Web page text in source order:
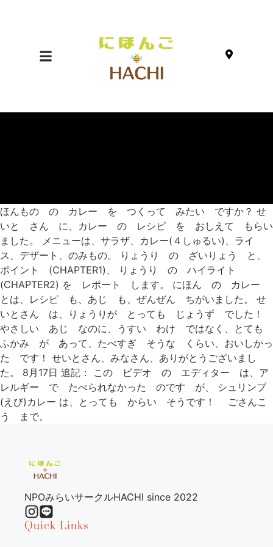
ほんもの の カレー を つくって みたい ですか？ せ
いと さん に、カレー の レシピ を おしえて もらい
ました。 メニューは、サラザ、カレー(４しゅるい)、ライ
ス、デザート、のみもの。 りょうり の ざいりょう と、
ポイント (CHAPTER1)、 りょうり の ハイライト
(CHAPTER2) を レポート します。 にほん の カレー
とは、レシピ も、あじ も、ぜんぜん ちがいました。 せ
いとさん は、りょうりが とっても じょうず でした！
やさしい あじ なのに、うすい わけ ではなく、とても
ふかみ が あって、たべすぎ そうな くらい、おいしかっ
た です！ せいとさん、みなさん、ありがとうございまし
た。 8月17日 追記： この ビデオ の エディター は、ア
レルギー で たべられなかった のです が、 シュリンプ
(えび)カレー は、とっても からい そうです！ ごさんこ
う まで。
NPOみらいサークルHACHI since 2022
Quick Links